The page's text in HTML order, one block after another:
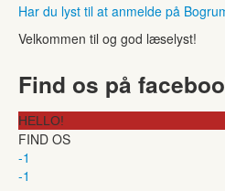
Har du lyst til at anmelde på
Velkommen til og god læselyst!
Find os på
HELLO!
FIND OS
-1
-1